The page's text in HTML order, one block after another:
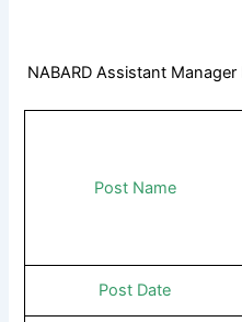
NABARD Assistant
Post Name
Post Date